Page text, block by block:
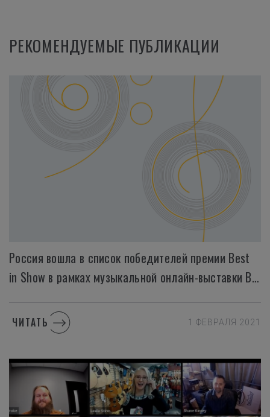
РЕКОМЕНДУЕМЫЕ ПУБЛИКАЦИИ
Россия вошла в список победителей премии Best
in Show в рамках музыкальной онлайн-выставки Believe in Music Week
ЧИТАТЬ 1 ФЕВРАЛЯ 2021